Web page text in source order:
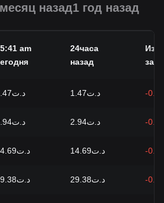
назад1 год назад
am
24часа
назад
за
د.ت1.47 د.ت1.47 -
د.ت2.94 د.ت2.94 -
د.ت14.69 د.ت14.69 -
د.ت29.38 د.ت29.38 -